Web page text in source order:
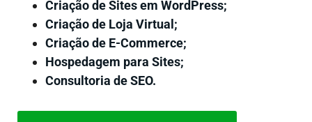
Criação de Sites em WordPress;
Criação de Loja Virtual;
Criação de E-Commerce;
Hospedagem para Sites;
Consultoria de SEO.